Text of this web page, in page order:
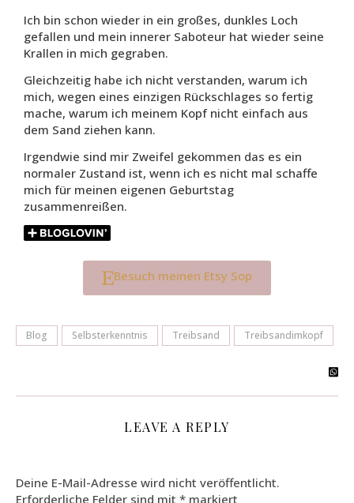
Ich bin schon wieder in ein großes, dunkles Loch
gefallen und mein innerer Saboteur hat wieder seine
Krallen in mich gegraben.
Gleichzeitig habe ich nicht verstanden, warum ich
mich, wegen eines einzigen Rückschlages so fertig
mache, warum ich meinem Kopf nicht einfach aus
dem Sand ziehen kann.
Irgendwie sind mir Zweifel gekommen das es ein
normaler Zustand ist, wenn ich es nicht mal schaffe
mich für meinen eigenen Geburtstag
zusammenreißen.
Besuch meinen Etsy Sop
Blog Selbsterkenntnis Treibsand Treibsandimkopf
LEAVE A REPLY
Deine E-Mail-Adresse wird nicht veröffentlicht.
Erforderliche Felder sind mit * markiert